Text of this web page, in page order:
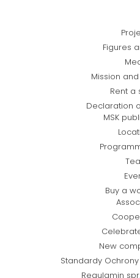
Figures
Mission
Rent a
Declaration
MSK
Buy a
New
Standardy Ochrony
Regulamin